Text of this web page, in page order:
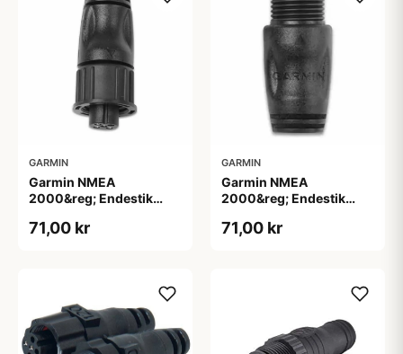
GARMIN
Garmin NMEA
2000&reg; Endestik
71,00 kr
GARMIN
Garmin NMEA
2000&reg; Endestik
71,00 kr